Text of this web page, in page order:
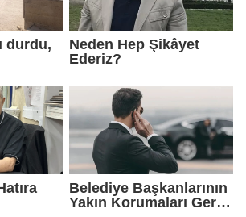
durdu,
Neden Hep Şikâyet
Ederiz?
Belediye Başkanlarının
Yakın Korumaları Geri